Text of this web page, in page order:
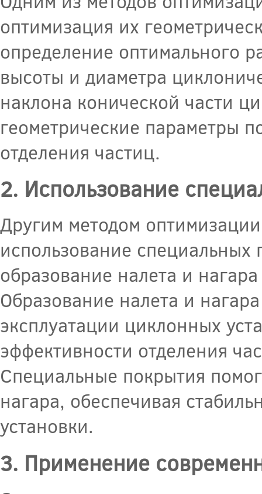
оптимизация их
определение оптимального
высоты и диаметра
наклона конической части
геометрические параметры
отделения частиц.
2. Использование
Другим методом
использование
образование налета и
Образование налета и
эксплуатации циклонных
эффективности отделения
Специальные покрытия
нагара, обеспечивая
установки.
3. Применение